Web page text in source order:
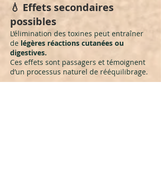
💧 Effets secondaires
possibles
L’élimination des toxines peut entraîner
de légères réactions cutanées ou
digestives.
Ces effets sont passagers et témoignent
d’un processus naturel de rééquilibrage.
.